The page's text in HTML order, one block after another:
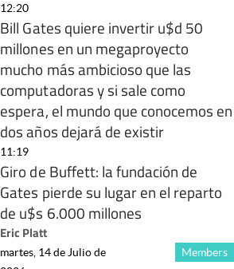
12:20
Bill Gates quiere invertir u$d 50
millones en un megaproyecto
mucho más ambicioso que las
computadoras y si sale como
espera, el mundo que conocemos en
dos años dejará de existir
11:19
Giro de Buffett: la fundación de
Gates pierde su lugar en el reparto
de u$s 6.000 millones
Eric Platt
Members
martes, 14 de Julio de